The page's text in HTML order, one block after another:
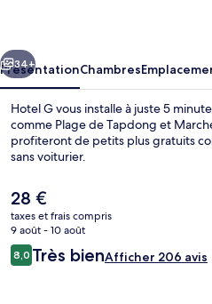
Suivant
34+
PrésentationChambres
Hotel G vous installe à juste 5
comme Plage de Tapdong et
profiteront de petits plus gratuits
sans voiturier.
Le
prix
actuel
est
de
28 €
taxes et frais compris
9 août - 10 août
Avis
voyageurs
8,08,0 sur 10
Très bienAfficher 206 avis